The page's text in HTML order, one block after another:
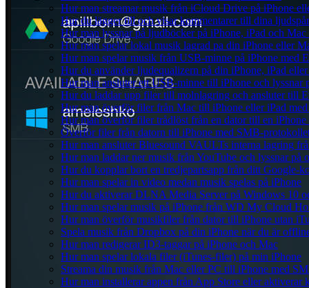
Hur man streamar musik från iCloud Drive på iPhone
Hur du lägger till och visar kommentarer till dina
Hur man lyssnar på ljudböcker på iPhone, iPad och
Hur man spelar lokal musik lagrad pa din iPhone eller
Hur man spelar musik från USB-minne på iPhone med
Hur du använder ljudequalizern på din iPhone, iPad
Hur man ansluter ett USB-minne till iPhone och lyssnar
Hur du laddar upp filer till molnlagring och ansluter till
Hur man överför filer från Mac till iPhone eller iPad
Hur man överför filer trådlöst från en dator till en
Överför filer från datorn till iPhone med SMB-
Hur man ansluter Bluesound VAULTs interna lagring
Hur man laddar ner musik från YouTube och lyssnar på
Hur du kopplar bort en tredjepartsapp från ditt Google-
Hur man spelar in video medan musik spelas på iPhone
Hur du aktiverar DLNA Media Server på Windows 10
Hur man spelar musik på iPhone från WD My Cloud
Hur man överför musikfiler från dator till iPhone utan
Spela musik från Dropbox på din iPhone när du är
Hur man redigerar ID3-taggar på iPhone och Mac
Hur man spelar lokala filer (iTunes-filer) på min iPhone
Streama din musik från Mac eller PC till iPhone med
Hur man installerar appen från App Store eller aktiverar